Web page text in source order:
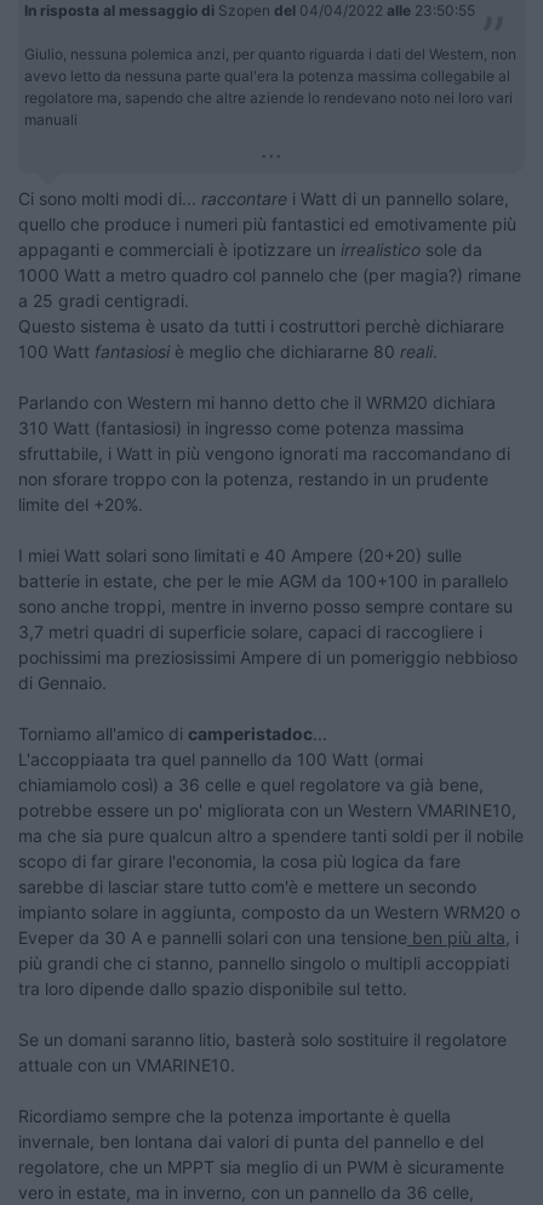
In risposta al messaggio di Szopen del 04/04/2022 alle 23:50:55
Giulio, nessuna polemica anzi, per quanto riguarda i dati del Western, non
avevo letto da nessuna parte qual'era la potenza massima collegabile al
regolatore ma, sapendo che altre aziende lo rendevano noto nei loro vari
manuali
...
Ci sono molti modi di... raccontare i Watt di un pannello solare,
quello che produce i numeri più fantastici ed emotivamente più
appaganti e commerciali è ipotizzare un irrealistico sole da
1000 Watt a metro quadro col pannelo che (per magia?) rimane
a 25 gradi centigradi.
Questo sistema è usato da tutti i costruttori perchè dichiarare
100 Watt fantasiosi è meglio che dichiararne 80 reali.
Parlando con Western mi hanno detto che il WRM20 dichiara
310 Watt (fantasiosi) in ingresso come potenza massima
sfruttabile, i Watt in più vengono ignorati ma raccomandano di
non sforare troppo con la potenza, restando in un prudente
limite del +20%.
I miei Watt solari sono limitati e 40 Ampere (20+20) sulle
batterie in estate, che per le mie AGM da 100+100 in parallelo
sono anche troppi, mentre in inverno posso sempre contare su
3,7 metri quadri di superficie solare, capaci di raccogliere i
pochissimi ma preziosissimi Ampere di un pomeriggio nebbioso
di Gennaio.
Torniamo all'amico di camperistadoc...
L'accoppiaata tra quel pannello da 100 Watt (ormai
chiamiamolo così) a 36 celle e quel regolatore va già bene,
potrebbe essere un po' migliorata con un Western VMARINE10,
ma che sia pure qualcun altro a spendere tanti soldi per il nobile
scopo di far girare l'economia, la cosa più logica da fare
sarebbe di lasciar stare tutto com'è e mettere un secondo
impianto solare in aggiunta, composto da un Western WRM20 o
Eveper da 30 A e pannelli solari con una tensione ben più alta , i
più grandi che ci stanno, pannello singolo o multipli accoppiati
tra loro dipende dallo spazio disponibile sul tetto.
Se un domani saranno litio, basterà solo sostituire il regolatore
attuale con un VMARINE10.
Ricordiamo sempre che la potenza importante è quella
invernale, ben lontana dai valori di punta del pannello e del
regolatore, che un MPPT sia meglio di un PWM è sicuramente
vero in estate, ma in inverno, con un pannello da 36 celle,